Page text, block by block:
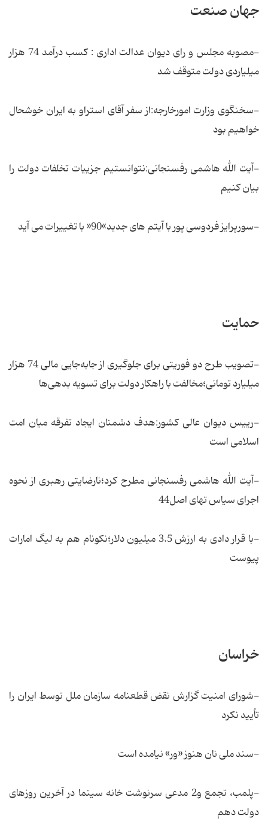
جهان صنعت
-مصوبه مجلس و رای دیوان عدالت اداری : کسب درآمد 74 هزار
میلیاردی دولت متوقف شد
-سخنگوی وزارت امورخارجه:از سفر آقای استراو به ایران خوشحال
خواهیم بود
-آیت الله هاشمی رفسنجانی:نتوانستیم جزییات تخلفات دولت را
بیان كنیم
-سورپرایز فردوسی پور با آیتم های جدید»90« با تغییرات می آید
حمایت
-تصویب طرح دو فوریتی برای جلوگیری از جابه‌جایی مالی 74 هزار
میلیارد تومانی؛مخالفت با راهکار دولت برای تسویه بدهی‌‌ها
-رییس دیوان عالی کشور:هدف دشمنان ایجاد تفرقه میان امت
اسلامی است
-آیت الله هاشمی رفسنجانی مطرح کرد؛نارضایتی رهبری از نحوه
اجرای سیاس تهای اصل44
-با قرار دادی به ارزش 3.5 میلیون دلار؛نکونام هم به لیگ امارات
پیوست
خراسان
-شورای امنیت گزارش نقض قطعنامه سازمان ملل توسط ایران را
تأیید نکرد
-سند ملی نان هنوز «ور» نیامده است
-پلمب، تجمع و2 مدعی سرنوشت خانه سینما در آخرین روزهای
دولت دهم